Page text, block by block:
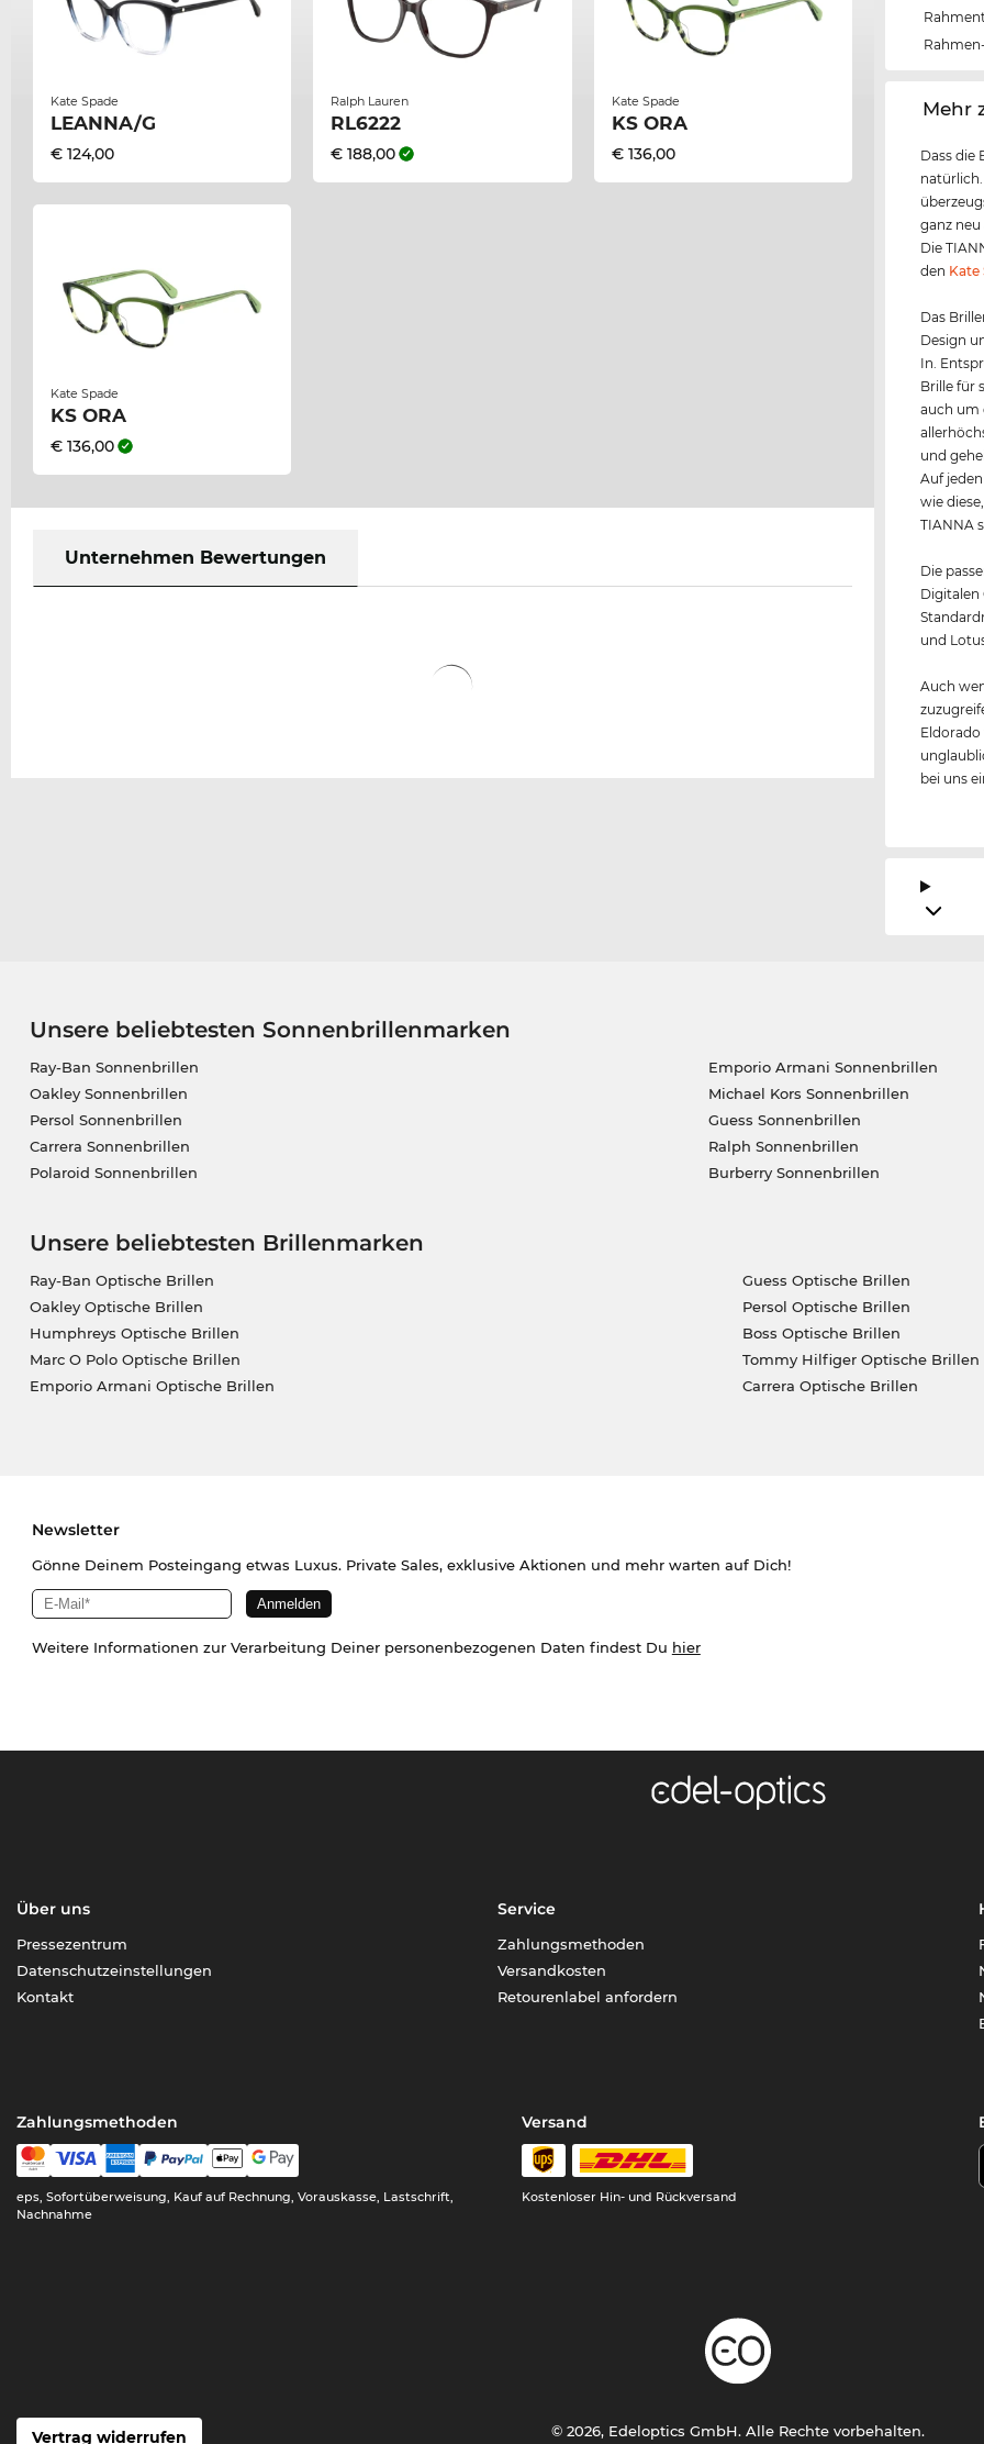
Kate Spade
LEANNA/G
€ 124,00
Ralph Lauren
RL6222
€ 188,00
Kate Spade
KS ORA
€ 136,00
Kate Spade
KS ORA
€ 136,00
Unternehmen Bewertungen
‌Mehr
Dass die
ganz
Die
den Kate
Das
Design
In.
Brille für
auch um
und
Auf
wie
TIANNA
Die
Digitalen
und
Auch
bei uns
Unsere beliebtesten Sonnenbrillenmarken
Ray-Ban Sonnenbrillen
Oakley Sonnenbrillen
Persol Sonnenbrillen
Carrera Sonnenbrillen
Polaroid Sonnenbrillen
Emporio Armani Sonnenbrillen
Michael Kors Sonnenbrillen
Guess Sonnenbrillen
Ralph Sonnenbrillen
Burberry Sonnenbrillen
Unsere beliebtesten Brillenmarken
Ray-Ban Optische Brillen
Oakley Optische Brillen
Humphreys Optische Brillen
Marc O Polo Optische Brillen
Emporio Armani Optische Brillen
Guess Optische Brillen
Persol Optische Brillen
Boss Optische Brillen
Tommy Hilfiger Optische Brillen
Carrera Optische Brillen
Newsletter
Gönne Deinem Posteingang etwas Luxus. Private Sales, exklusive Aktionen und mehr warten auf Dich!
Weitere Informationen zur Verarbeitung Deiner personenbezogenen Daten findest Du hier
Über uns
Pressezentrum
Datenschutzeinstellungen
Kontakt
Service
Zahlungsmethoden
Versandkosten
Retourenlabel anfordern
Zahlungsmethoden
eps, Sofortüberweisung, Kauf auf Rechnung, Vorauskasse, Lastschrift,
Nachnahme
Versand
Kostenloser Hin- und Rückversand
Vertrag widerrufen © 2026, Edeloptics GmbH. Alle Rechte vorbehalten.